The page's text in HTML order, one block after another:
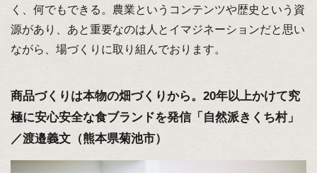
く、何でもできる。農業というコンテンツや歴史という資
源があり、あと重要なのは人とイマジネーションだと思い
ながら、場づくりに取り組んでおります。
商品づくりは本物の畑づくりから。20年以上かけて究
極に安心安全な食ブランドを発信「自然派きくち村」
／渡邉義文（熊本県菊池市）